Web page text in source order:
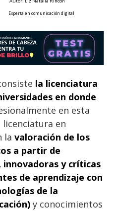
Experta en comunicación digital
la licenciatura
en donde
en esta
en
la valoración de los
a partir de
innovadoras y críticas
de aprendizaje con
de la
y conocimientos